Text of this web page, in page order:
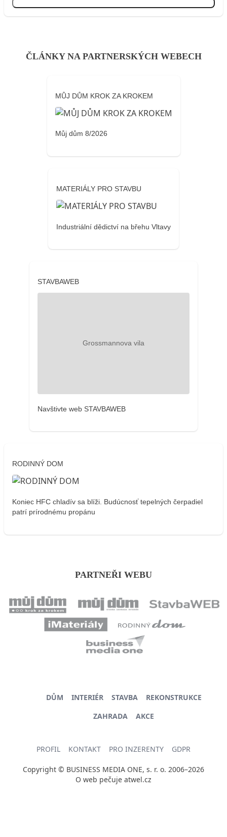
ČLÁNKY NA PARTNERSKÝCH WEBECH
MŮJ DŮM KROK ZA KROKEM
Můj dům 8/2026
MATERIÁLY PRO STAVBU
Industriální dědictví na břehu Vltavy
STAVBAWEB
Navštivte web STAVBAWEB
RODINNÝ DOM
Koniec HFC chladív sa blíži. Budúcnosť tepelných čerpadiel
patrí prírodnému propánu
PARTNEŘI WEBU
DŮM INTERIÉR STAVBA
REKONSTRUKCE
ZAHRADA
AKCE
PROFIL KONTAKT PRO INZERENTY GDPR
Copyright © BUSINESS MEDIA ONE, s. r. o. 2006–2026